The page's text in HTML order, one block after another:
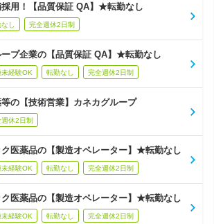
採用！【品質保証 QA】★転勤なし
し 完全週休2日制
ープ企業の【品質保証 QA】★転勤なし
未経験OK 転勤なし 完全週休2日制
等の【技術営業】カネカグループ
休2日制
ク医薬品の【製造オペレーター】★転勤なし
未経験OK 転勤なし 完全週休2日制
ク医薬品の【製造オペレーター】★転勤なし
未経験OK 転勤なし 完全週休2日制